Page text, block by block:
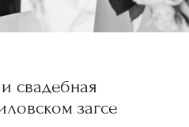
свадебная
загсе